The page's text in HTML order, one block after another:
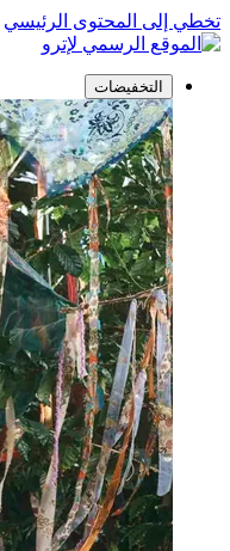
تخطي إلى المحتوى الرئيسي
التخفيضات